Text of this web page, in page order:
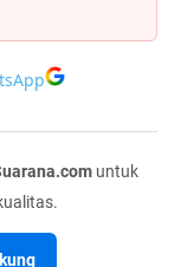
untuk